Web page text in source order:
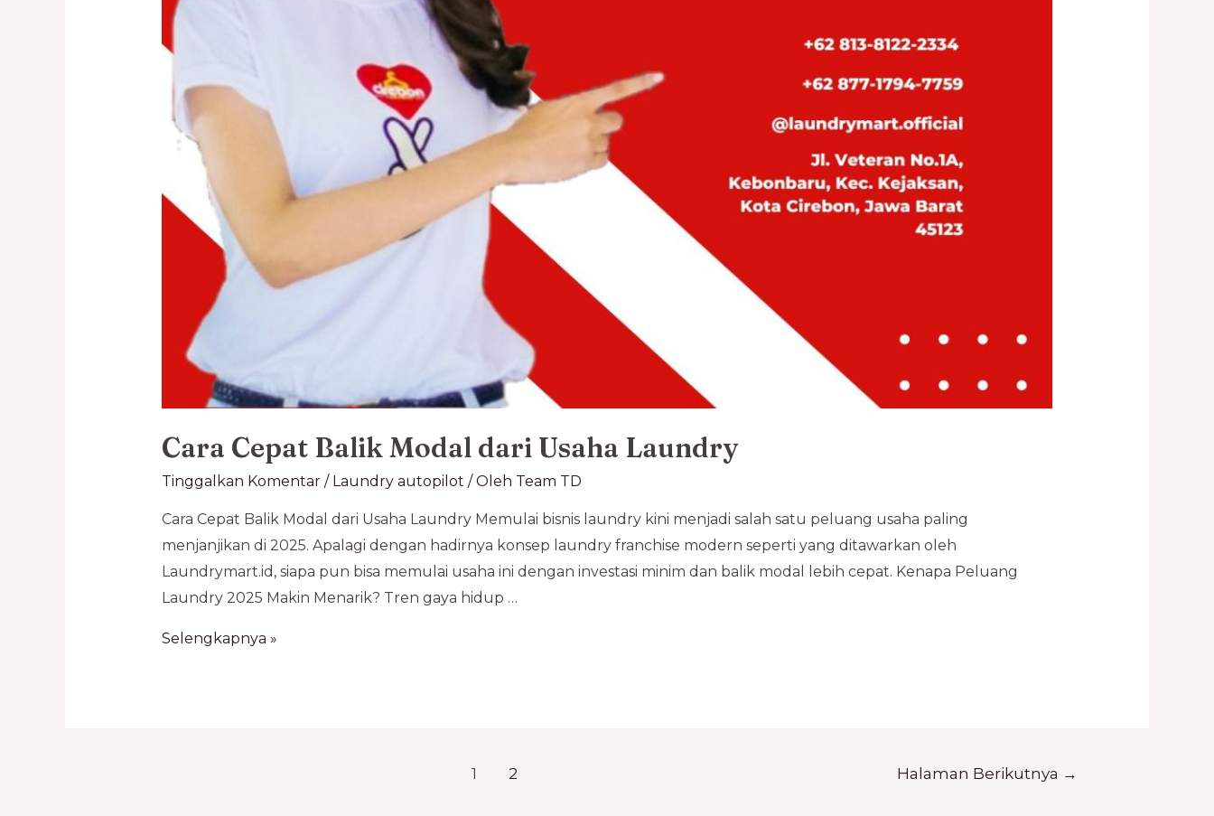
Cara Cepat Balik Modal dari Usaha Laundry
Tinggalkan Komentar / Laundry autopilot / Oleh Team TD
Cara Cepat Balik Modal dari Usaha Laundry Memulai bisnis laundry kini menjadi salah satu peluang usaha paling
menjanjikan di 2025. Apalagi dengan hadirnya konsep laundry franchise modern seperti yang ditawarkan oleh
Laundrymart.id, siapa pun bisa memulai usaha ini dengan investasi minim dan balik modal lebih cepat. Kenapa Peluang
Laundry 2025 Makin Menarik? Tren gaya hidup …
Selengkapnya »
1 2 Halaman Berikutnya →